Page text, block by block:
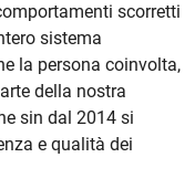
scorretti
sistema
la persona coinvolta,
della nostra
sin dal 2014 si
e qualità dei